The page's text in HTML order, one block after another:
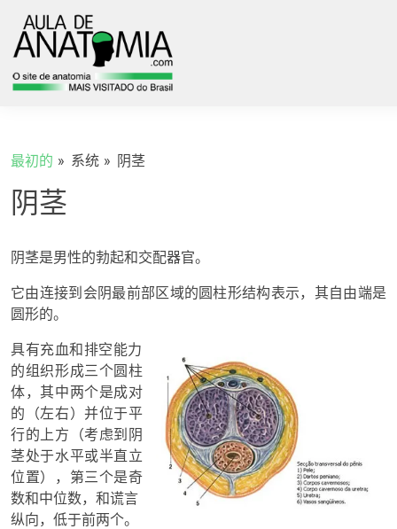
最初的 系统 阴茎
阴茎
阴茎是男性的勃起和交配器官。
它由连接到会阴最前部区域的圆柱形结构表示，其自由端是
圆形的。
具有充血和排空能力
的组织形成三个圆柱
体，其中两个是成对
的（左右）并位于平
行的上方（考虑到阴
茎处于水平或半直立
位置），第三个是奇
数和中位数，和谎言
纵向，低于前两个。